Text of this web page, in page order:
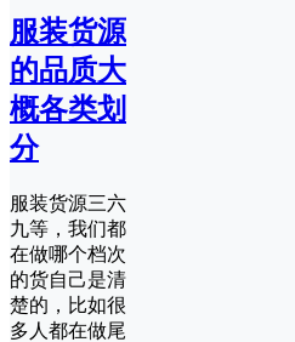
服装货源
的品质大
概各类划
分
服装货源三六
九等，我们都
在做哪个档次
的货自己是清
楚的，比如很
多人都在做尾